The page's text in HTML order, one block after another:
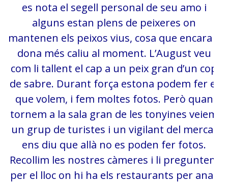
es nota el segell personal de seu amo i
alguns estan plens de peixeres on
mantenen els peixos vius, cosa que encara li
dona més caliu al moment. L’August veu
com li tallent el cap a un peix gran d’un cop
de sabre. Durant força estona podem fer el
que volem, i fem moltes fotos. Però quan
tornem a la sala gran de les tonyines veiem
un grup de turistes i un vigilant del mercat
ens diu que allà no es poden fer fotos.
Recollim les nostres càmeres i li preguntem
per el lloc on hi ha els restaurants per anar